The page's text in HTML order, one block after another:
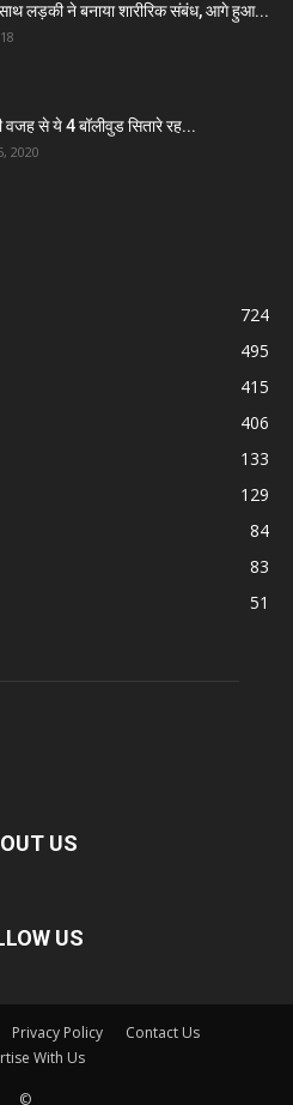
लड़की ने बनाया शारीरिक संबंध, आगे हुआ...
से ये 4 बॉलीवुड सितारे रह...
2020
724
495
415
406
133
129
84
83
51
US
US
Privacy Policy
Contact Us
With Us
©